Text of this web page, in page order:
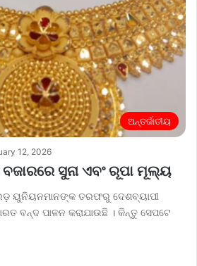
ଅନ୍ତର୍ଜାତୀୟ
12, 2026
ସୁନା ଏବଂ ରୂପା ମୂଲ୍ୟ
ୟୁନିୟନମାନଙ୍କ ତରଫରୁ ଦେଶବ୍ୟାପୀ
ବନ୍ଦ ପାଳନ କରାଯାଉଛି । କିନ୍ତୁ ସେପଟେ